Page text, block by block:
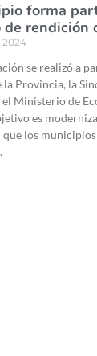
forma
de rendición
2024
se realizó a
Provincia, la
el Ministerio de
es
los